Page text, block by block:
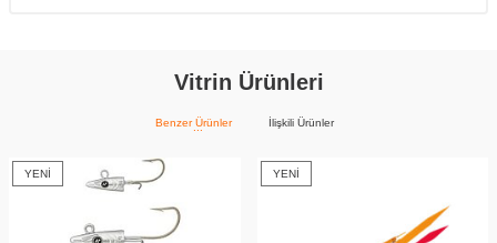
Vitrin Ürünleri
Benzer Ürünler İlişkili Ürünler
YENI YENI